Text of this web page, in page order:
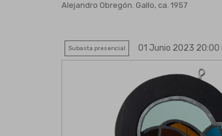
Alejandro Obregón. Gallo, ca. 1957
Subasta presencial 01 Junio 2023 20:00